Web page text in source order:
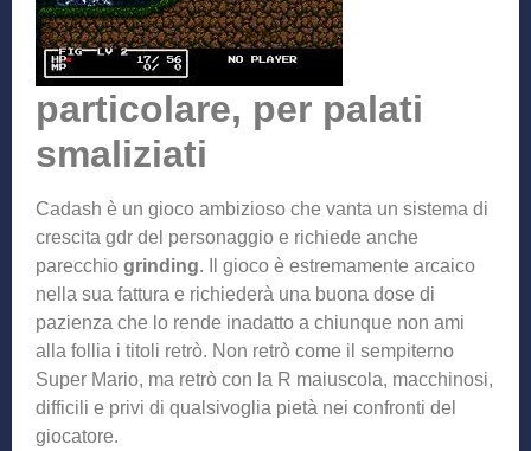
particolare, per palati
smaliziati
Cadash è un gioco ambizioso che vanta un sistema di
crescita gdr del personaggio e richiede anche
parecchio grinding. Il gioco è estremamente arcaico
nella sua fattura e richiederà una buona dose di
pazienza che lo rende inadatto a chiunque non ami
alla follia i titoli retrò. Non retrò come il sempiterno
Super Mario, ma retrò con la R maiuscola, macchinosi,
difficili e privi di qualsivoglia pietà nei confronti del
giocatore.